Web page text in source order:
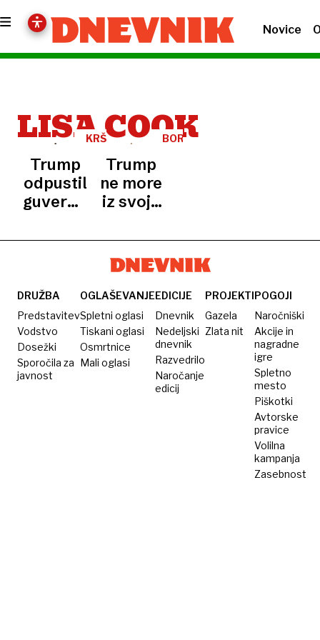
Novice
LISA COOK
KRŠIL
Trump
odpustil
guvernerko
sodnica
blokirala
BORZNI
Trump
ne more
iz svoje
DRUŽBA
Predstavitev
Vodstvo
Dosežki
Sporočila za
javnost
OGLAŠEVANJE
Spletni oglasi
Tiskani oglasi
Osmrtnice
Mali oglasi
EDICIJE
Dnevnik
Nedeljski
dnevnik
Razvedrilo
Naročanje
edicij
PROJEKTI
Gazela
Zlata nit
POGOJI
Naročniški
Akcije in
nagradne
igre
Spletno
mesto
Piškotki
Avtorske
pravice
Volilna
kampanja
Zasebnost